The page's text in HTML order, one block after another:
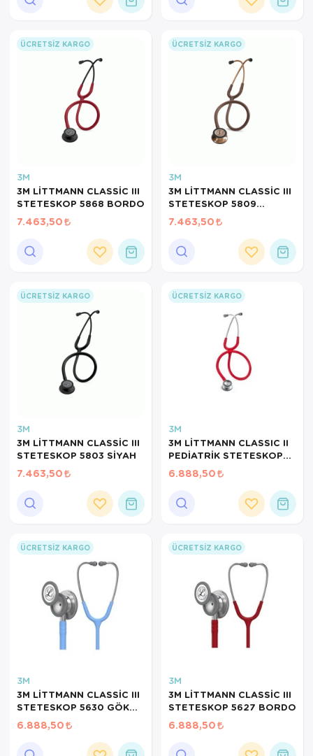
ÜCRETSIZ KARGO
3M
3M LİTTMANN CLASSİC III
STETESKOP 5868 BORDO
7.463,50
ÜCRETSIZ KARGO
3M
3M LİTTMANN CLASSİC III
STETESKOP 5809
CHOCOLATE
7.463,50
ÜCRETSIZ KARGO
3M
3M LİTTMANN CLASSİC III
STETESKOP 5803 SİYAH
7.463,50
ÜCRETSIZ KARGO
3M
3M LİTTMANN CLASSIC II
PEDİATRİK STETESKOP
2113R RED
6.888,50
ÜCRETSIZ KARGO
3M
3M LİTTMANN CLASSİC III
STETESKOP 5630 GÖK
MAVİSİ
6.888,50
ÜCRETSIZ KARGO
3M
3M LİTTMANN CLASSİC III
STETESKOP 5627 BORDO
6.888,50